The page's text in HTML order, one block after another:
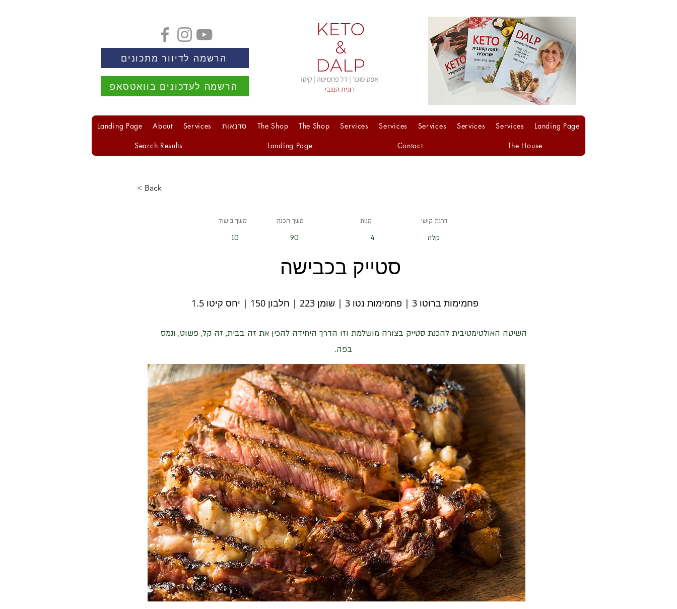
הרשמה לדיוור מתכונים
הרשמה לעדכונים בוואטסאפ
Landing Page
Services
Services
Services
Services
Services
The Shop
The Shop סדנאות Services
About
Landing Page
The House
Contact
Landing Page
Search Results
< Back
משך בישול
10
משך הכנה
90
מנות
4
דרגת קושי
קלה
פחמימות ברוטו 3 | פחמימות נטו 3 | שומן 223 | חלבון 150 | יחס קיטו 1.5
סטייק בכבישה
השיטה האולטימטיבית להכנת סטייק בצורה מושלמת וזו הדרך היחידה להכין את זה בבית, זה קל, פשוט, ונמס
בפה.